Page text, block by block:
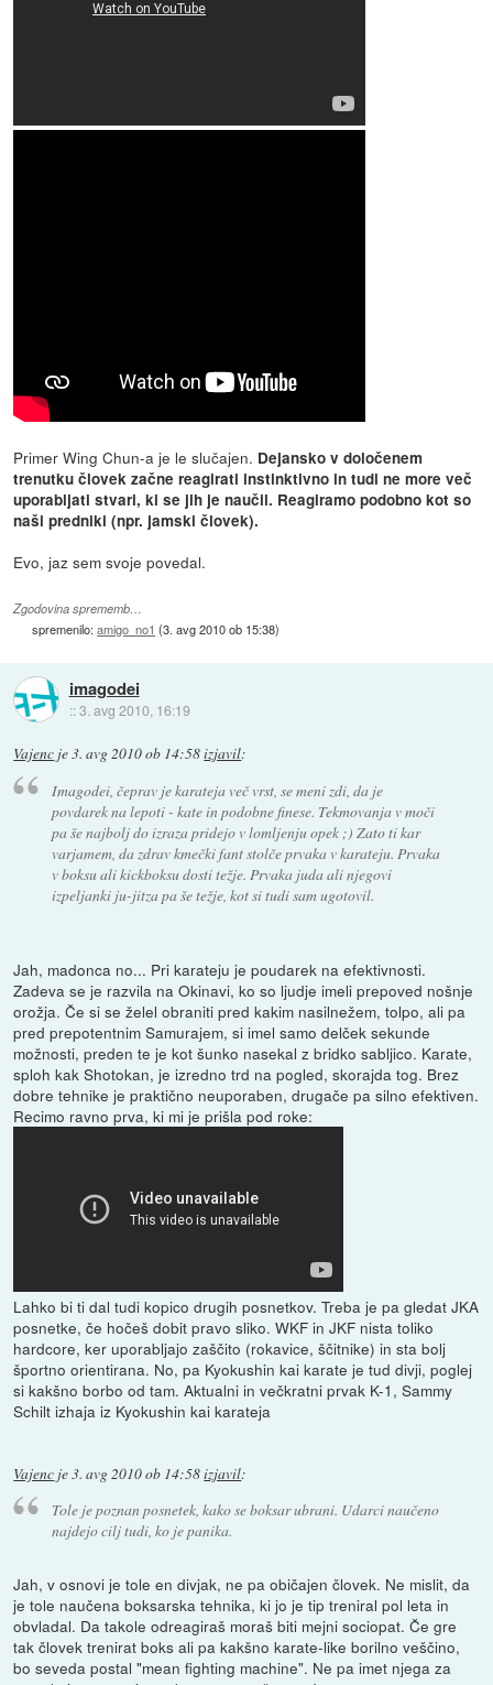
Primer Wing Chun-a je le slučajen. Dejansko v določenem
trenutku človek začne reagirati instinktivno in tudi ne more več
uporabljati stvari, ki se jih je naučil. Reagiramo podobno kot so
naši predniki (npr. jamski človek).
Evo, jaz sem svoje povedal.
Zgodovina sprememb…
spremenilo:amigo_no1 (3. avg 2010 ob 15:38)
imagodei
::3. avg 2010, 16:19
Vajenc je3. avg 2010 ob 14:58izjavil:
Imagodei, čeprav je karateja več vrst, se meni zdi, da je
povdarek na lepoti - kate in podobne finese. Tekmovanja v moči
pa še najbolj do izraza pridejo v lomljenju opek ;) Zato ti kar
varjamem, da zdrav kmečki fant stolče prvaka v karateju. Prvaka
v boksu ali kickboksu dosti težje. Prvaka juda ali njegovi
izpeljanki ju-jitza pa še težje, kot si tudi sam ugotovil.
Jah, madonca no... Pri karateju je poudarek na efektivnosti.
Zadeva se je razvila na Okinavi, ko so ljudje imeli prepoved nošnje
orožja. Če si se želel obraniti pred kakim nasilnežem, tolpo, ali pa
pred prepotentnim Samurajem, si imel samo delček sekunde
možnosti, preden te je kot šunko nasekal z bridko sabljico. Karate,
sploh kak Shotokan, je izredno trd na pogled, skorajda tog. Brez
dobre tehnike je praktično neuporaben, drugače pa silno efektiven.
Recimo ravno prva, ki mi je prišla pod roke:
Lahko bi ti dal tudi kopico drugih posnetkov. Treba je pa gledat JKA
posnetke, če hočeš dobit pravo sliko. WKF in JKF nista toliko
hardcore, ker uporabljajo zaščito (rokavice, ščitnike) in sta bolj
športno orientirana. No, pa Kyokushin kai karate je tud divji, poglej
si kakšno borbo od tam. Aktualni in večkratni prvak K-1, Sammy
Schilt izhaja iz Kyokushin kai karateja
Vajenc je3. avg 2010 ob 14:58izjavil:
Tole je poznan posnetek, kako se boksar ubrani. Udarci naučeno
najdejo cilj tudi, ko je panika.
Jah, v osnovi je tole en divjak, ne pa običajen človek. Ne mislit, da
je tole naučena boksarska tehnika, ki jo je tip treniral pol leta in
obvladal. Da takole odreagiraš moraš biti mejni sociopat. Če gre
tak človek trenirat boks ali pa kakšno karate-like borilno veščino,
bo seveda postal "mean fighting machine". Ne pa imet njega za